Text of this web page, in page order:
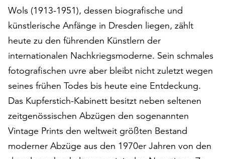
auf
„Alle
um
alle
Cookies
akzeptieren.
Sie
können
Ihr
Einverständnis
jederzeit
Wols (1913-1951), dessen biografische und
künstlerische Anfänge in Dresden liegen, zählt
heute zu den führenden Künstlern der
internationalen Nachkriegsmoderne. Sein schmales
fotografischen uvre aber bleibt nicht zuletzt wegen
seines frühen Todes bis heute eine Entdeckung.
Das Kupferstich-Kabinett besitzt neben seltenen
zeitgenössischen Abzügen den sogenannten
Vintage Prints den weltweit größten Bestand
moderner Abzüge aus den 1970er Jahren von den